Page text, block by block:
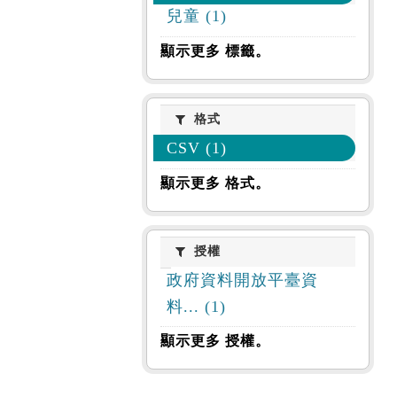
兒童 (1)
顯示更多 標籤。
格式格式
CSV (1)
顯示更多 格式。
授權授權
政府資料開放平臺資
料... (1)
顯示更多 授權。